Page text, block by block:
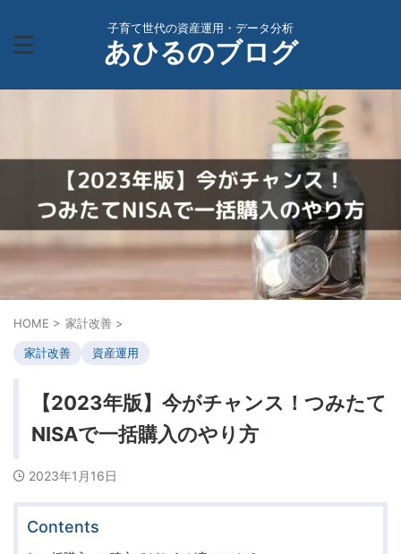
子育て世代の資産運用・データ分析
あひるのブログ
HOME > 家計改善 >
家計改善 資産運用
【2023年版】今がチャンス！つみたて
NISAで一括購入のやり方
2023年1月16日
Contents